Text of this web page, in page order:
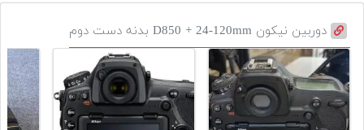
بله
دوربین نیکون D850 + 24-120mm بدنه دست دوم